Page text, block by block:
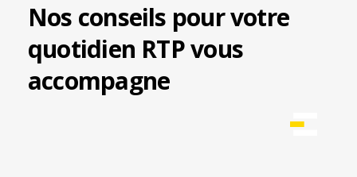
Nos conseils pour votre
quotidien RTP vous
accompagne